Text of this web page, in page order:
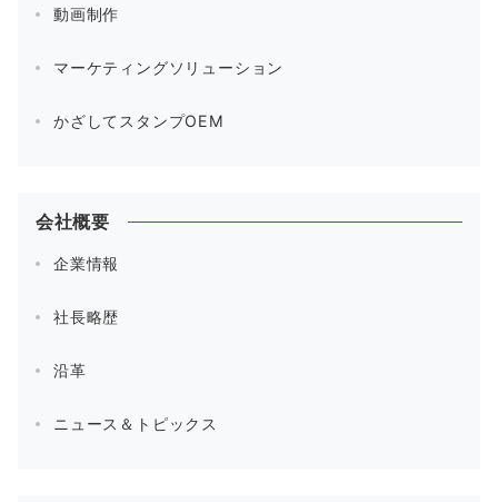
動画制作
マーケティングソリューション
かざしてスタンプOEM
会社概要
企業情報
社長略歴
沿革
ニュース＆トピックス